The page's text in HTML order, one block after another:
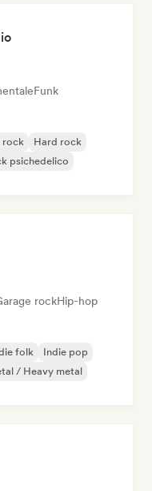
Funk
rock
Hard rock
psichedelico
rockHip-hop
folk
Indie pop
/ Heavy metal